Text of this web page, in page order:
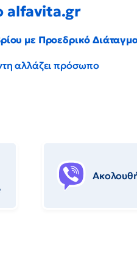
alfavita.gr
με Προεδρικό
αλλάζει πρόσωπο